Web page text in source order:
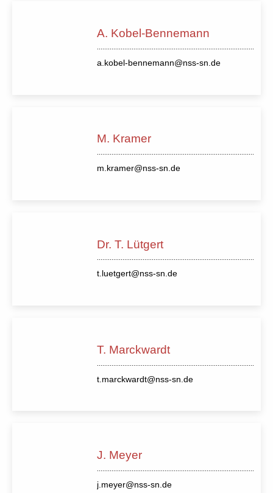
A. Kobel-Bennemann
a.kobel-bennemann@nss-sn.de
M. Kramer
m.kramer@nss-sn.de
Dr. T. Lütgert
t.luetgert@nss-sn.de
T. Marckwardt
t.marckwardt@nss-sn.de
J. Meyer
j.meyer@nss-sn.de